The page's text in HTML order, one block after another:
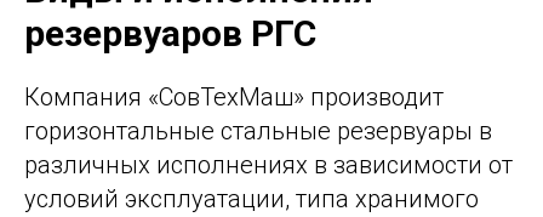
резервуаров РГС
Компания «СовТехМаш» производит
горизонтальные стальные резервуары в
различных исполнениях в зависимости от
условий эксплуатации, типа хранимого